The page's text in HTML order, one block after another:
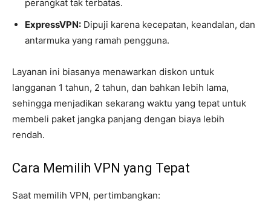
perangkat tak terbatas.
ExpressVPN: Dipuji karena kecepatan, keandalan, dan
antarmuka yang ramah pengguna.
Layanan ini biasanya menawarkan diskon untuk
langganan 1 tahun, 2 tahun, dan bahkan lebih lama,
sehingga menjadikan sekarang waktu yang tepat untuk
membeli paket jangka panjang dengan biaya lebih
rendah.
Cara Memilih VPN yang Tepat
Saat memilih VPN, pertimbangkan: